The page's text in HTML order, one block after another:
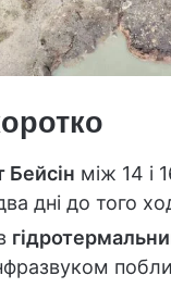
Бейсін між 14 і
дні до того